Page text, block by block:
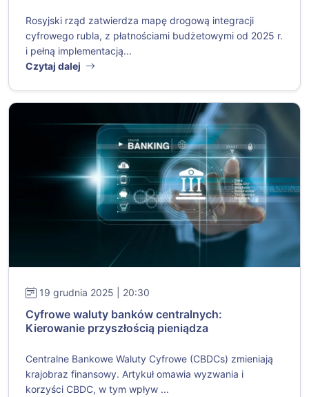
Rosyjski rząd zatwierdza mapę drogową integracji
cyfrowego rubla, z płatnościami budżetowymi od 2025 r.
i pełną implementacją...
Czytaj dalej
19 grudnia 2025 | 20:30
Cyfrowe waluty banków centralnych:
Kierowanie przyszłością pieniądza
Centralne Bankowe Waluty Cyfrowe (CBDCs) zmieniają
krajobraz finansowy. Artykuł omawia wyzwania i
korzyści CBDC, w tym wpływ ...